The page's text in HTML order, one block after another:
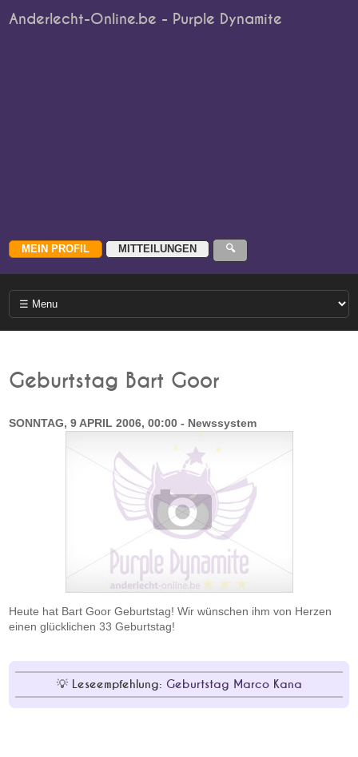
Anderlecht-Online.be - Purple Dynamite
Geburtstag Bart Goor
SONNTAG, 9 APRIL 2006, 00:00 - Newssystem
Heute hat Bart Goor Geburtstag! Wir wünschen ihm von Herzen
einen glücklichen 33 Geburtstag!
Leseempfehlung: Geburtstag Marco Kana